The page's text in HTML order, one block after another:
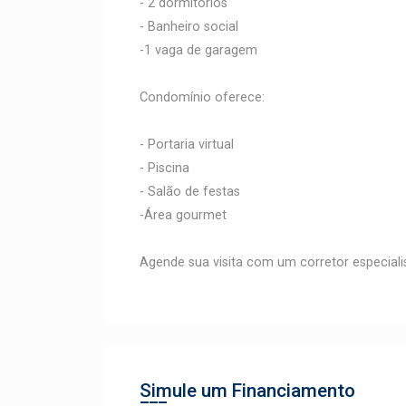
- 2 dormitórios
- Banheiro social
-1 vaga de garagem
Condomínio oferece:
- Portaria virtual
- Piscina
- Salão de festas
-Área gourmet
Agende sua visita com um corretor
Simule um Financiamento